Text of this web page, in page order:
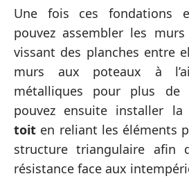
Une fois ces fondations
pouvez assembler les
vissant des planches entre
murs aux poteaux à
métalliques pour plus de
pouvez ensuite installer la
toit en reliant les éléments
structure triangulaire afin
résistance face aux